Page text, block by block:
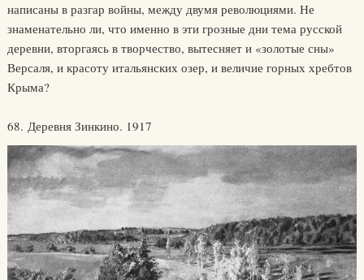
написаны в разгар войны, между двумя революциями. Не
знаменательно ли, что именно в эти грозные дни тема русской
деревни, вторгаясь в творчество, вытесняет и «золотые сны»
Версаля, и красоту итальянских озер, и величие горных хребтов
Крыма?
68. Деревня Зинкино. 1917